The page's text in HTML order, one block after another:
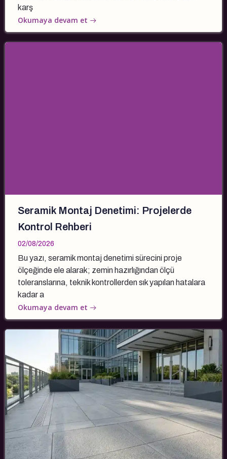
karş
Okumaya devam et
Seramik Montaj Denetimi: Projelerde
Kontrol Rehberi
02/08/2026
Bu yazı, seramik montaj denetimi sürecini proje
ölçeğinde ele alarak; zemin hazırlığından ölçü
toleranslarına, teknik kontrollerden sık yapılan hatalara
kadar a
Okumaya devam et